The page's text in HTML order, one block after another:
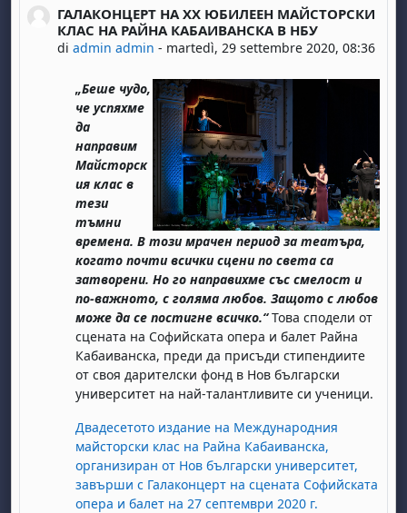
ГАЛАКОНЦЕРТ НА ХХ ЮБИЛЕЕН МАЙСТОРСКИ
КЛАС НА РАЙНА КАБАИВАНСКА В НБУ
di admin admin - martedì, 29 settembre 2020, 08:36
Numero di risposte: 0
„Беше чудо,
че успяхме
да
направим
Майсторск
ия клас в
тези
тъмни
времена. В този мрачен период за театъра,
когато почти всички сцени по света са
затворени. Но го направихме със смелост и
по-важното, с голяма любов. Защото с любов
може да се постигне всичко.“Това сподели от
сцената на Софийската опера и балет Райна
Кабаиванска, преди да присъди стипендиите
от своя дарителски фонд в Нов български
университет на най-талантливите си ученици.
Двадесетото издание на Международния
майсторски клас на Райна Кабаиванска,
организиран от Нов български университет,
завърши с Галаконцерт на сцената Софийската
опера и балет на 27 септември 2020 г.